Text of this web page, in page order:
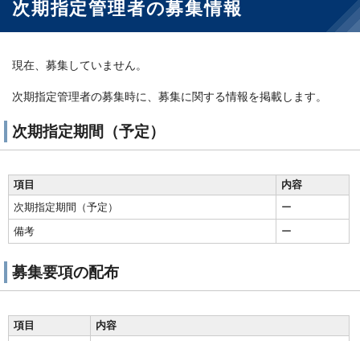
次期指定管理者の募集情報
現在、募集していません。
次期指定管理者の募集時に、募集に関する情報を掲載します。
次期指定期間（予定）
項目
内容
次期指定期間（予定）
ー
備考
ー
募集要項の配布
項目
内容